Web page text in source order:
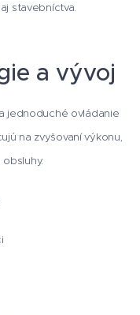
stavebníctva.
a vývoj
jednoduché ovládanie
na zvyšovaní výkonu,